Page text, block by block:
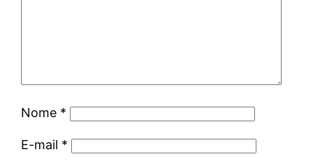
Nome *
E-mail *